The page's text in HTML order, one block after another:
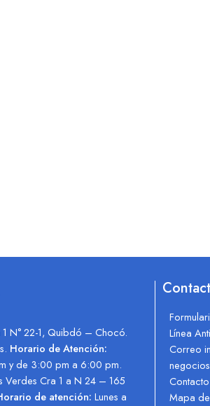
N° 22-1, Quibdó – Chocó.
Horario de Atención:
y de 3:00 pm a 6:00 pm.
Verdes Cra 1 a N 24 – 165
de atención: Lunes a
Línea
Correo
Contacto
Mapa